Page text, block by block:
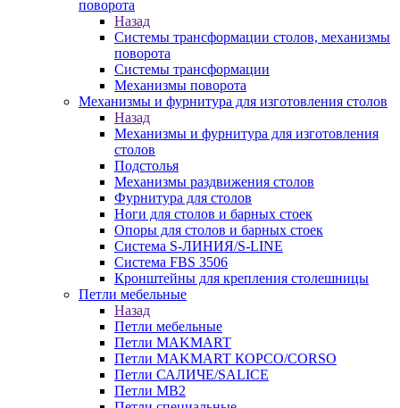
поворота
Назад
Системы трансформации столов, механизмы
поворота
Системы трансформации
Механизмы поворота
Механизмы и фурнитура для изготовления столов
Назад
Механизмы и фурнитура для изготовления
столов
Подстолья
Механизмы раздвижения столов
Фурнитура для столов
Ноги для столов и барных стоек
Опоры для столов и барных стоек
Система S-ЛИНИЯ/S-LINE
Система FBS 3506
Кронштейны для крепления столешницы
Петли мебельные
Назад
Петли мебельные
Петли MAKMART
Петли MAKMART КОРСО/CORSO
Петли САЛИЧЕ/SALICE
Петли MB2